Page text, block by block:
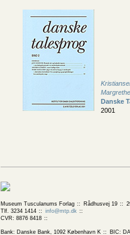
Danske
2001
Museum Tusculanums Forlag Rådhusvej 19
Tlf. 3234 1414
info@mtp.dk
CVR: 8876 8418
Bank: Danske Bank, 1092 København K
BIC: